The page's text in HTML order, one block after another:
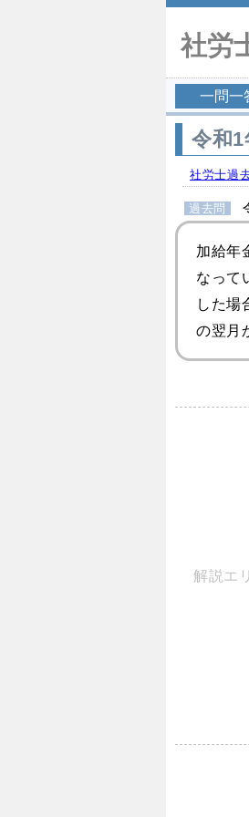
社労
一問一
令和
社労士過
過去問
加給年
なって
した場
の翌月
解説エ